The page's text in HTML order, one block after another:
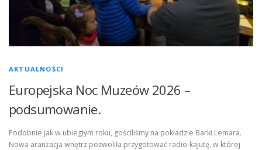
AKTUALNOŚCI
Europejska Noc Muzeów 2026 –
podsumowanie.
Podobnie jak w ubiegłym roku, gościliśmy na pokładzie Barki Lemara.
Nowa aranżacja wnętrz pozwoliła przygotować radio-kajutę, w której